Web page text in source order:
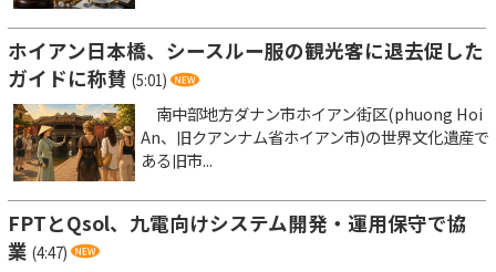
ホイアン日本橋、シースルー服の観光客に退去促した
ガイドに称賛 (5:01)
南中部地方ダナン市ホイアン街区(phuong Hoi
An、旧クアンナム省ホイアン市)の世界文化遺産で
ある旧市...
FPTとQsol、九電向けシステム開発・運用保守で協
業 (4:47)